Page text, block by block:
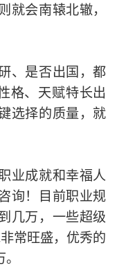
就会南辕北辙，
、是否出国，都
格、天赋特长出
选择的质量，就
业成就和幸福人
询！目前职业规
几万，一些超级
常旺盛，优秀的